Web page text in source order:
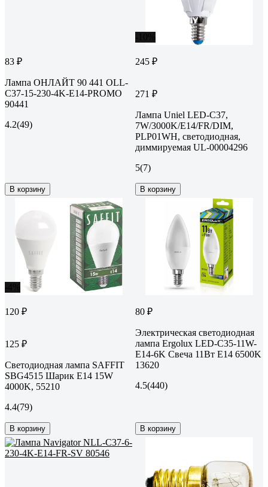
83 ₽
Лампа ОНЛАЙТ 90 441 OLL-
C37-15-230-4K-E14-PROMO
90441
4.2(49)
В корзину
245 ₽
271 ₽
Лампа Uniel LED-C37,
7W/3000K/E14/FR/DIM,
PLP01WH, светодиодная,
диммируемая UL-00004296
5(7)
В корзину
120 ₽
125 ₽
Светодиодная лампа SAFFIT
SBG4515 Шарик E14 15W
4000K, 55210
4.4(79)
В корзину
80 ₽
Электрическая светодиодная
лампа Ergolux LED-C35-11W-
E14-6K Свеча 11Вт E14 6500K
13620
4.5(440)
В корзину